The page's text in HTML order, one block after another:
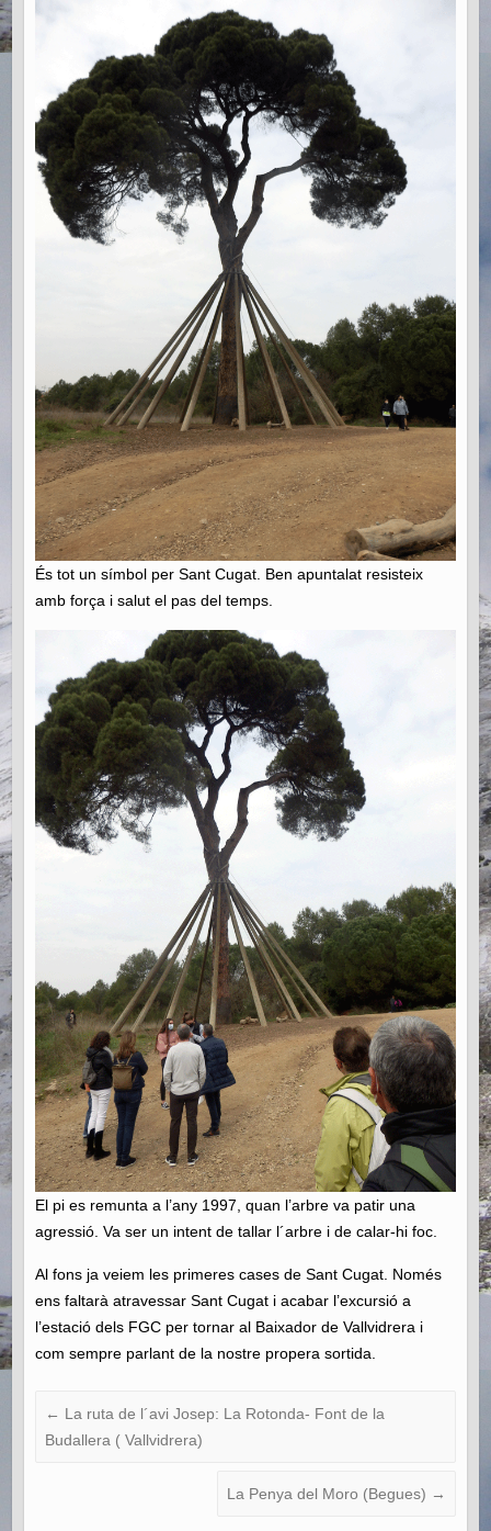
És tot un símbol per Sant Cugat. Ben apuntalat resisteix
amb força i salut el pas del temps.
El pi es remunta a l’any 1997, quan l’arbre va patir una
agressió. Va ser un intent de tallar l´arbre i de calar-hi foc.
Al fons ja veiem les primeres cases de Sant Cugat. Només
ens faltarà atravessar Sant Cugat i acabar l’excursió a
l’estació dels FGC per tornar al Baixador de Vallvidrera i
com sempre parlant de la nostre propera sortida.
← La ruta de l´avi Josep: La Rotonda- Font de la
Budallera ( Vallvidrera)
La Penya del Moro (Begues) →